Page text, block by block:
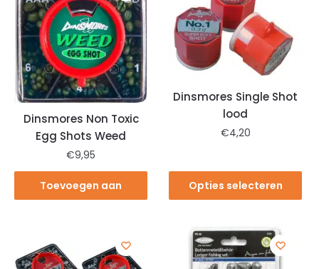
Dinsmores Non Toxic
Egg Shots Weed
€9,95
Toevoegen aan
Dinsmores Single Shot
lood
€4,20
Opties selecteren